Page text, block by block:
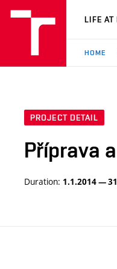
VUT
LIFE AT
HOME
PROJECT DETAIL
Příprava
Duration: 1.1.2014 —